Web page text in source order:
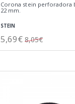
Corona stein perforadora
22 mm.
STEIN
5,69€ 8,05€